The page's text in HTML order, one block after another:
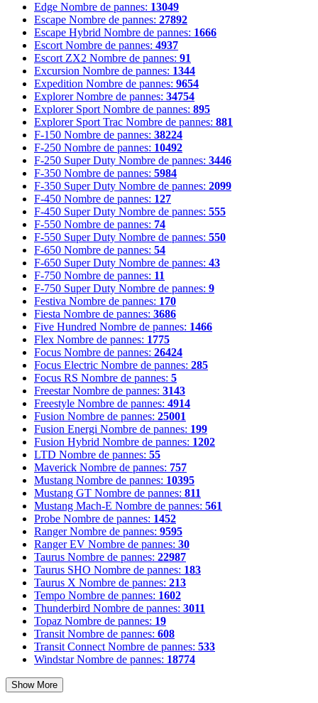
Edge Nombre de pannes: 13049
Escape Nombre de pannes: 27892
Escape Hybrid Nombre de pannes: 1666
Escort Nombre de pannes: 4937
Escort ZX2 Nombre de pannes: 91
Excursion Nombre de pannes: 1344
Expedition Nombre de pannes: 9654
Explorer Nombre de pannes: 34754
Explorer Sport Nombre de pannes: 895
Explorer Sport Trac Nombre de pannes: 881
F-150 Nombre de pannes: 38224
F-250 Nombre de pannes: 10492
F-250 Super Duty Nombre de pannes: 3446
F-350 Nombre de pannes: 5984
F-350 Super Duty Nombre de pannes: 2099
F-450 Nombre de pannes: 127
F-450 Super Duty Nombre de pannes: 555
F-550 Nombre de pannes: 74
F-550 Super Duty Nombre de pannes: 550
F-650 Nombre de pannes: 54
F-650 Super Duty Nombre de pannes: 43
F-750 Nombre de pannes: 11
F-750 Super Duty Nombre de pannes: 9
Festiva Nombre de pannes: 170
Fiesta Nombre de pannes: 3686
Five Hundred Nombre de pannes: 1466
Flex Nombre de pannes: 1775
Focus Nombre de pannes: 26424
Focus Electric Nombre de pannes: 285
Focus RS Nombre de pannes: 5
Freestar Nombre de pannes: 3143
Freestyle Nombre de pannes: 4914
Fusion Nombre de pannes: 25001
Fusion Energi Nombre de pannes: 199
Fusion Hybrid Nombre de pannes: 1202
LTD Nombre de pannes: 55
Maverick Nombre de pannes: 757
Mustang Nombre de pannes: 10395
Mustang GT Nombre de pannes: 811
Mustang Mach-E Nombre de pannes: 561
Probe Nombre de pannes: 1452
Ranger Nombre de pannes: 9595
Ranger EV Nombre de pannes: 30
Taurus Nombre de pannes: 22987
Taurus SHO Nombre de pannes: 183
Taurus X Nombre de pannes: 213
Tempo Nombre de pannes: 1602
Thunderbird Nombre de pannes: 3011
Topaz Nombre de pannes: 19
Transit Nombre de pannes: 608
Transit Connect Nombre de pannes: 533
Windstar Nombre de pannes: 18774
Show More